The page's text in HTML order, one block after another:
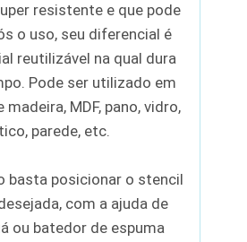
resistente e que pode
o uso, seu diferencial é
reutilizável na qual dura
Pode ser utilizado em
MDF, pano, vidro,
parede, etc.
basta posicionar o stencil
com a ajuda de
ou batedor de espuma